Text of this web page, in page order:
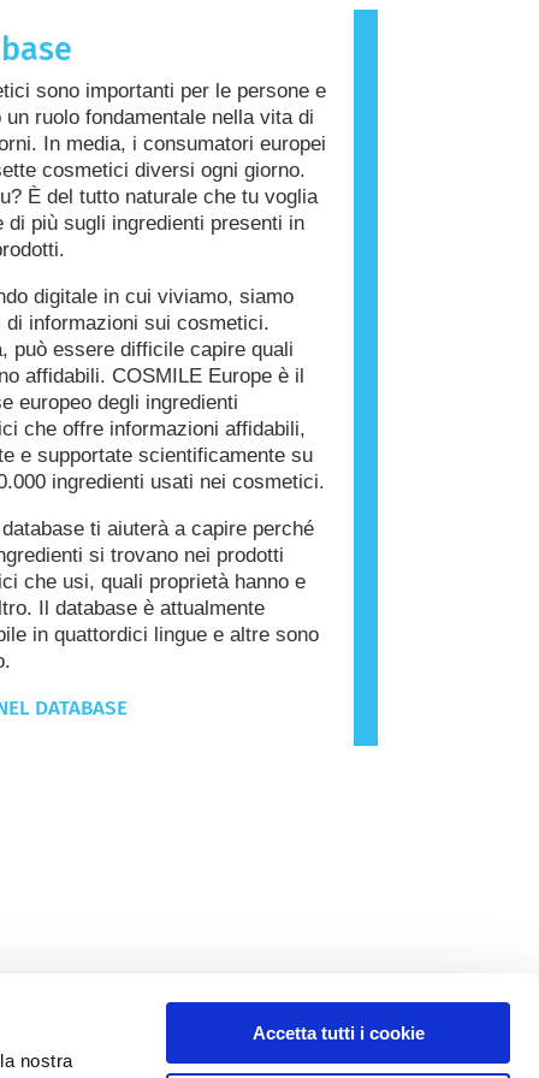
nostra
Accetta tutti i cookie
provoca una reazione allergica è
Cosmetici e prodotti per la
che potrebbero risultare allergenici
persone. Ciò non significa che il
sia sicuro da utilizzare per gli
sono importanti per le persone e
un ruolo fondamentale nella vita di
In media, i consumatori europei
cosmetici diversi ogni giorno.
È del tutto naturale che tu voglia
di più sugli ingredienti presenti in
digitale in cui viviamo, siamo
di informazioni sui cosmetici.
può essere difficile capire quali
affidabili. COSMILE Europe è il
europeo degli ingredienti
che offre informazioni affidabili,
e supportate scientificamente su
ingredienti usati nei cosmetici.
ti aiuterà a capire perché
si trovano nei prodotti
che usi, quali proprietà hanno e
Il database è attualmente
in quattordici lingue e altre sono
DATABASE